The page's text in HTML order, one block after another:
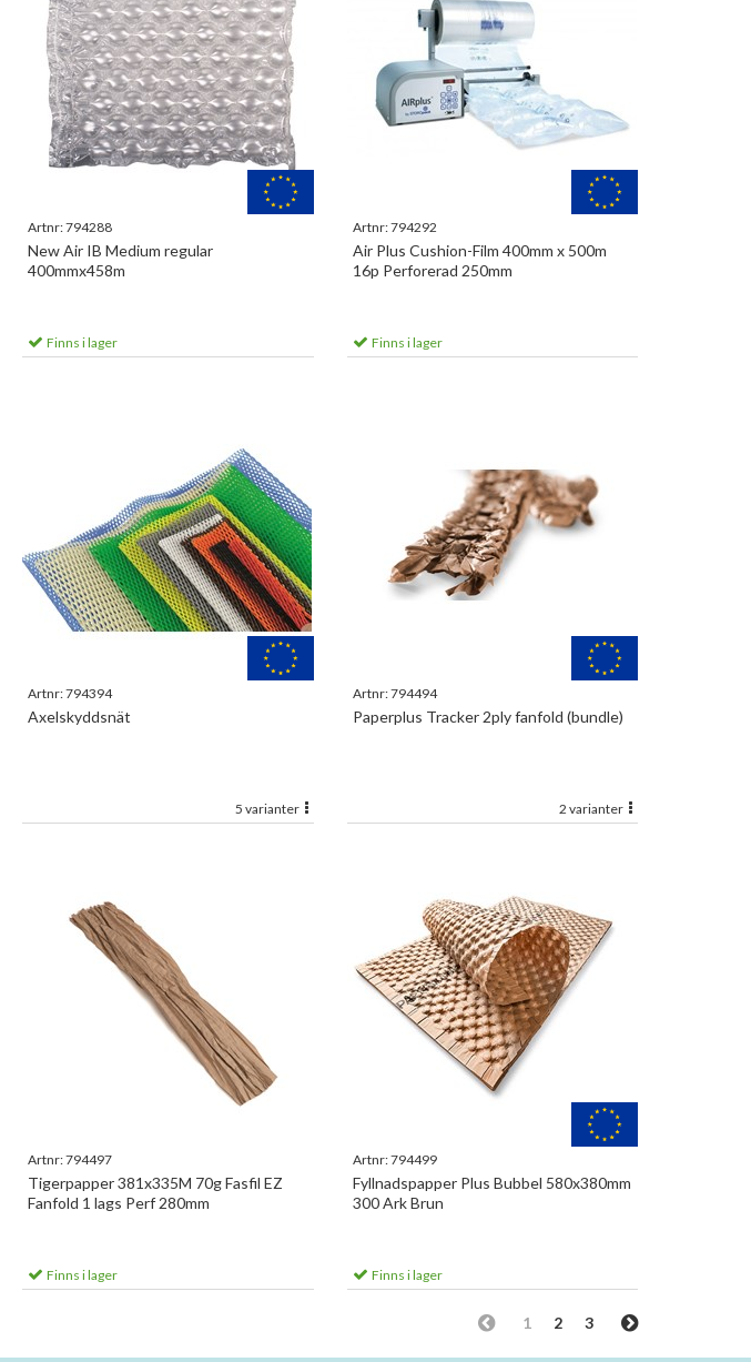
Artnr:794288
New Air IB Medium regular
400mmx458m
Finns i lager
Artnr:794292
Air Plus Cushion-Film 400mm x 500m
16p Perforerad 250mm
Finns i lager
Artnr:794394
Axelskyddsnät
5 varianter
Artnr:794494
Paperplus Tracker 2ply fanfold (bundle)
2 varianter
Artnr:794497
Tigerpapper 381x335M 70g Fasfil EZ
Fanfold 1 lags Perf 280mm
Finns i lager
Artnr:794499
Fyllnadspapper Plus Bubbel 580x380mm
300 Ark Brun
Finns i lager
3
2
1